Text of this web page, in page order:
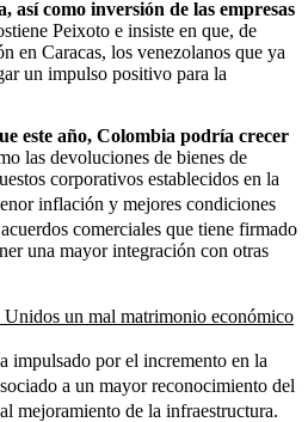
así como inversión de las empresas
Peixoto e insiste en que, de
en Caracas, los venezolanos que ya
un impulso positivo para la
este año, Colombia podría crecer
las devoluciones de bienes de
corporativos establecidos en la
inflación y mejores condiciones
comerciales que tiene firmado
una mayor integración con otras
Unidos un mal matrimonio económico
impulsado por el incremento en la
a un mayor reconocimiento del
mejoramiento de la infraestructura.